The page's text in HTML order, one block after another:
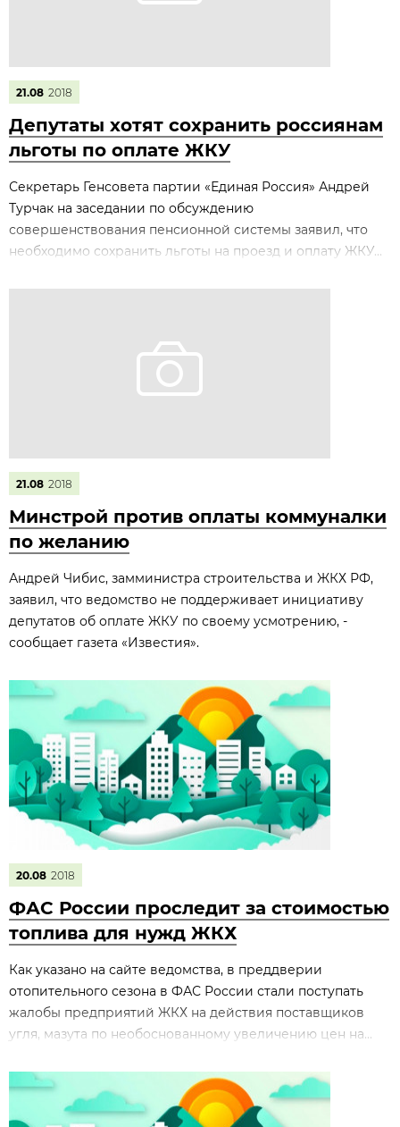
21.08 2018
Депутаты хотят сохранить россиянам
льготы по оплате ЖКУ
Секретарь Генсовета партии «Единая Россия» Андрей
Турчак на заседании по обсуждению
совершенствования пенсионной системы заявил, что
необходимо сохранить льготы на проезд и оплату ЖКУ...
21.08 2018
Минстрой против оплаты коммуналки
по желанию
Андрей Чибис, замминистра строительства и ЖКХ РФ,
заявил, что ведомство не поддерживает инициативу
депутатов об оплате ЖКУ по своему усмотрению, -
сообщает газета «Известия».
20.08 2018
ФАС России проследит за стоимостью
топлива для нужд ЖКХ
Как указано на сайте ведомства, в преддверии
отопительного сезона в ФАС России стали поступать
жалобы предприятий ЖКХ на действия поставщиков
угля, мазута по необоснованному увеличению цен на...